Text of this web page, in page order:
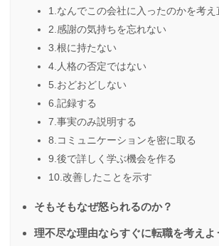
1.なんでこの会社に入ったのかを考え
2.感謝の気持ちを忘れない
3.根に持たない
4.人格の否定ではない
5.おどおどしない
6.記録する
7.事実のみ説明する
8.コミュニケーションを密に取る
9.後で詳しく学ぶ機会を作る
10.改善したことを示す
そもそもなぜ怒られるのか？
理不尽な理由ならすぐに転職を考えよ